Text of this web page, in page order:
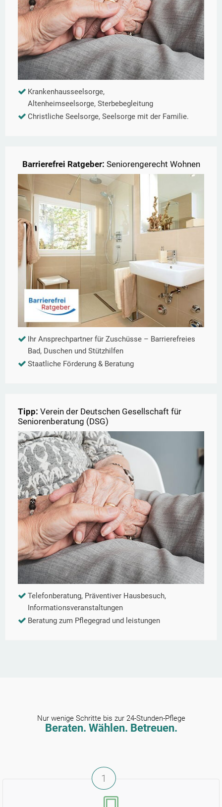
Krankenhausseelsorge,
Altenheimseelsorge, Sterbebegleitung
Christliche Seelsorge, Seelsorge mit der Familie.
Barrierefrei Ratgeber: Seniorengerecht Wohnen
Ihr Ansprechpartner für Zuschüsse – Barrierefreies
Bad, Duschen und Stützhilfen
Staatliche Förderung & Beratung
Tipp: Verein der Deutschen Gesellschaft für
Seniorenberatung (DSG)
Telefonberatung, Präventiver Hausbesuch,
Informationsveranstaltungen
Beratung zum Pflegegrad und leistungen
Nur wenige Schritte bis zur 24-Stunden-Pflege
Beraten. Wählen. Betreuen.
1